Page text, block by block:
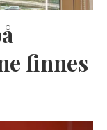
finnes